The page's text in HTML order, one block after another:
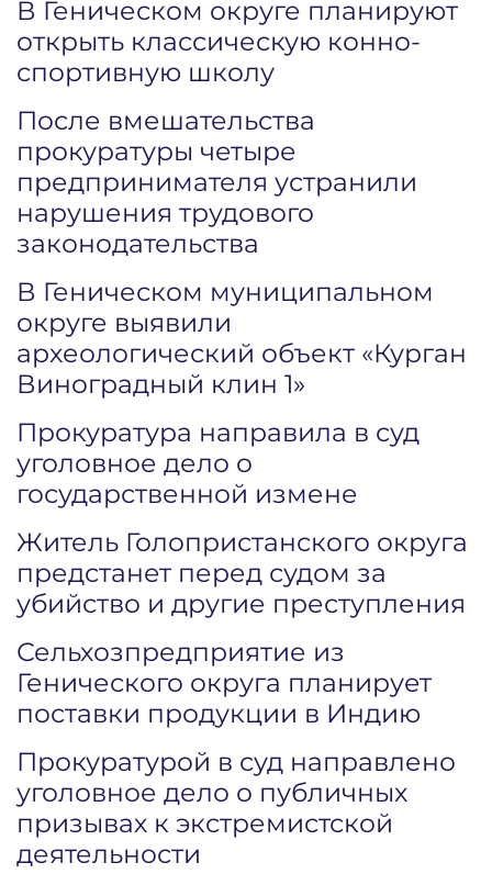
В Геническом округе планируют
открыть классическую конно-
спортивную школу
После вмешательства
прокуратуры четыре
предпринимателя устранили
нарушения трудового
законодательства
В Геническом муниципальном
округе выявили
археологический объект «Курган
Виноградный клин 1»
Прокуратура направила в суд
уголовное дело о
государственной измене
Житель Голопристанского округа
предстанет перед судом за
убийство и другие преступления
Сельхозпредприятие из
Генического округа планирует
поставки продукции в Индию
Прокуратурой в суд направлено
уголовное дело о публичных
призывах к экстремистской
деятельности